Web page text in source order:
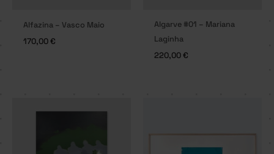
Alfazina – Vasco Maio
170,00€
Algarve #01 – Mariana
Laginha
220,00€